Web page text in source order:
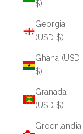
$)
Georgia
(USD $)
Ghana (USD
$)
Granada
(USD $)
Groenlandia